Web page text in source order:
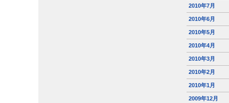
2010年7月
2010年6月
2010年5月
2010年4月
2010年3月
2010年2月
2010年1月
2009年12月